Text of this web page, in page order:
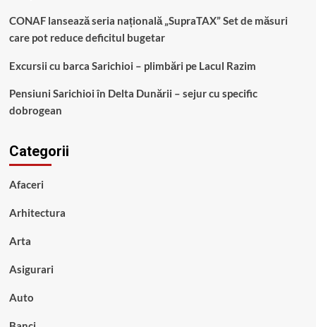
CONAF lansează seria națională „SupraTAX” Set de măsuri
care pot reduce deficitul bugetar
Excursii cu barca Sarichioi – plimbări pe Lacul Razim
Pensiuni Sarichioi în Delta Dunării – sejur cu specific
dobrogean
Categorii
Afaceri
Arhitectura
Arta
Asigurari
Auto